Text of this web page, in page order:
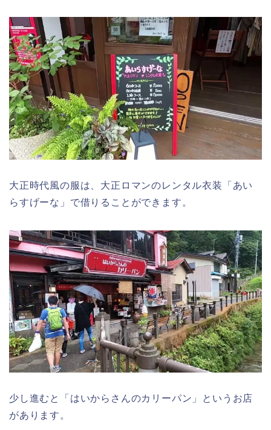
大正時代風の服は、大正ロマンのレンタル衣装「あい
らすげーな」で借りることができます。
少し進むと「はいからさんのカリーパン」というお店
があります。